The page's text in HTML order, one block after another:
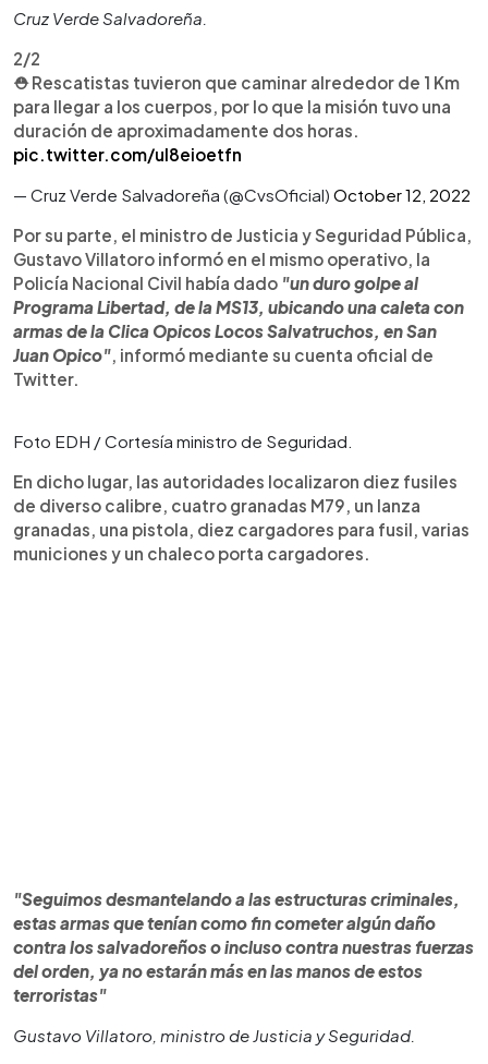
Cruz Verde Salvadoreña.
2/2
⛑️ Rescatistas tuvieron que caminar alrededor de 1 Km
para llegar a los cuerpos, por lo que la misión tuvo una
duración de aproximadamente dos horas.
pic.twitter.com/ul8eioetfn
— Cruz Verde Salvadoreña (@CvsOficial) October 12, 2022
Por su parte, el ministro de Justicia y Seguridad Pública,
Gustavo Villatoro informó en el mismo operativo, la
Policía Nacional Civil había dado "un duro golpe al
Programa Libertad, de la MS13, ubicando una caleta con
armas de la Clica Opicos Locos Salvatruchos, en San
Juan Opico", informó mediante su cuenta oficial de
Twitter.
Foto EDH / Cortesía ministro de Seguridad.
En dicho lugar, las autoridades localizaron diez fusiles
de diverso calibre, cuatro granadas M79, un lanza
granadas, una pistola, diez cargadores para fusil, varias
municiones y un chaleco porta cargadores.
"Seguimos desmantelando a las estructuras criminales,
estas armas que tenían como fin cometer algún daño
contra los salvadoreños o incluso contra nuestras fuerzas
del orden, ya no estarán más en las manos de estos
terroristas"
Gustavo Villatoro, ministro de Justicia y Seguridad.